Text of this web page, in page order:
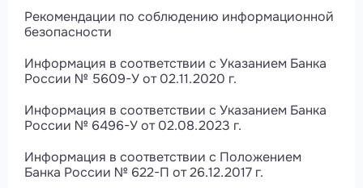
Рекомендации по соблюдению информационной
безопасности
Информация в соответствии с Указанием Банка
России № 5609-У от 02.11.2020 г.
Информация в соответствии с Указанием Банка
России № 6496-У от 02.08.2023 г.
Информация в соответствии с Положением
Банка России № 622-П от 26.12.2017 г.